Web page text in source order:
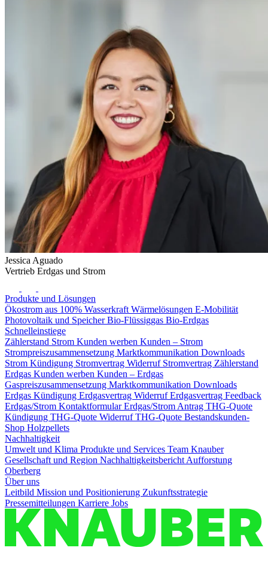
Jessica Aguado
Vertrieb Erdgas und Strom
Produkte und Lösungen
Ökostrom aus 100% Wasserkraft Wärmelösungen E-Mobilität
Photovoltaik und SpeicherBio-Flüssiggas Bio-Erdgas
Schnelleinstiege
Zählerstand Strom Kunden werben Kunden – Strom
Strompreiszusammensetzung Marktkommunikation Downloads
Strom Kündigung Stromvertrag Widerruf Stromvertrag Zählerstand
Erdgas Kunden werben Kunden – Erdgas
Gaspreiszusammensetzung Marktkommunikation Downloads
Erdgas Kündigung Erdgasvertrag Widerruf Erdgasvertrag Feedback
Erdgas/Strom Kontaktformular Erdgas/Strom Antrag THG-Quote
Kündigung THG-Quote Widerruf THG-Quote Bestandskunden-
Shop Holzpellets
Nachhaltigkeit
Umwelt und Klima Produkte und Services Team Knauber
Gesellschaft und Region Nachhaltigkeitsbericht Aufforstung
Oberberg
Über uns
Leitbild Mission und Positionierung Zukunftsstrategie
Pressemitteilungen Karriere Jobs